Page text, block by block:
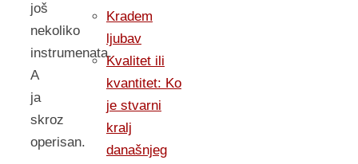
još
nekoliko
instrumenata.
A
ja
skroz
operisan.
Kradem
ljubav
Kvalitet ili
kvantitet: Ko
je stvarni
kralj
današnjeg